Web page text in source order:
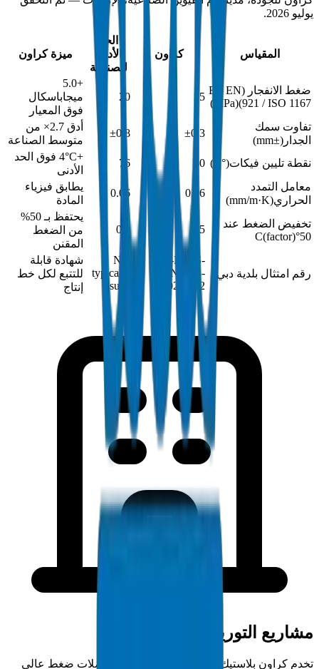
يوليو 2026.
المقياس كراون
الحد
الأدنى
للصناعة
ميزة كراون
ضغط الانفجار (BS EN
921 / ISO 1167)
(
MPa
)
25
20
+5.0
ميجاباسكال
فوق المعيار
تفاوت سمك
الجدار (
±mm
)
±0.3
±0.8
أدق 2.7× من
متوسط الصناعة
نقطة تليين فيكات(
°C
)
80
76
+4°C فوق الحد
الأدنى
معامل التمدد
الحراري(
mm/m·K
)
0.06
0.06
يطابق فيزياء
المادة
تخفيض الضغط عند
50°C
(factor)
0.5
0.5
يحتفظ بـ 50%
من الضغط
المقنن
رقم امتثال بلدية دبي
DM-PRES-
DIN8063-
2024-002
Not
typically
issued
شهادة قابلة
للتتبع لكل خط
إنتاج
مشاريع التوريد في الشارقة
تخدم كراون بلاستيك مقاولي الشارقة بتوريد وصلات ضغط عالي